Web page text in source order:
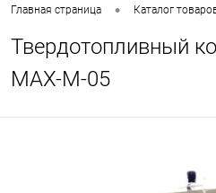
Главная страница • Каталог
Твердотопливный
MAX-M-05